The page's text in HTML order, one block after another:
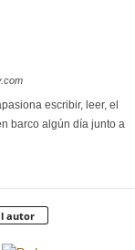
escribir, leer, el
barco algún día junto a
autor